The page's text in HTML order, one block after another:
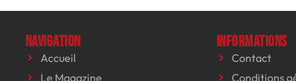
Navigation
Accueil
Le Magazine
Informations
Contact
Conditions